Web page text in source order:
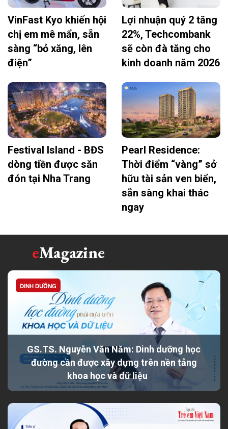
VinFast Kyo khiến hội
chị em mê mẩn, sẵn
sàng “bỏ xăng, lên
điện”
Lợi nhuận quý 2 tăng
22%, Techcombank
sẽ còn đà tăng cho
kinh doanh năm 2026
Festival Island - BĐS
dòng tiền được săn
đón tại Nha Trang
Pearl Residence:
Thời điểm “vàng” sở
hữu tài sản ven biển,
sẵn sàng khai thác
ngay
eMagazine
DINH DƯỠNG
GS.TS. Nguyễn Văn Năm: Dinh dưỡng học
đường cần được xây dựng trên nền tảng
khoa học và dữ liệu